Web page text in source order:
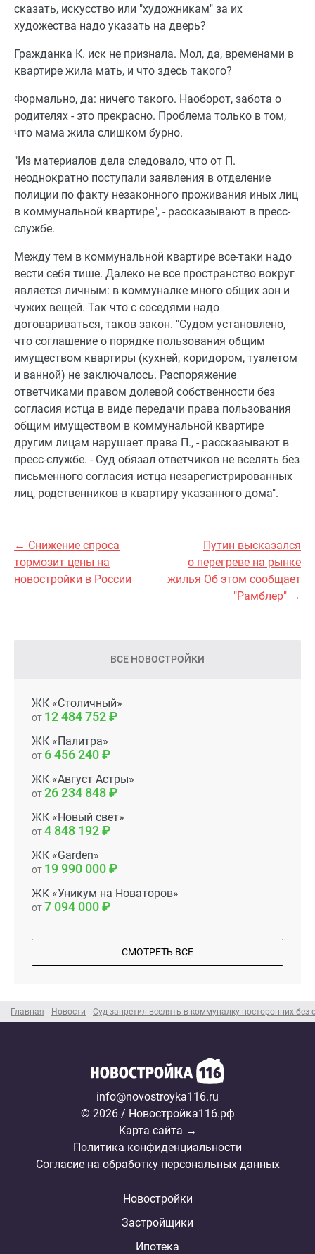
Главная Новости Суд запретил вселять в коммуналку посторонних без
сказать, искусство или "художникам" за их
художества надо указать на дверь?
Гражданка К. иск не признала. Мол, да, временами в
квартире жила мать, и что здесь такого?
Формально, да: ничего такого. Наоборот, забота о
родителях - это прекрасно. Проблема только в том,
что мама жила слишком бурно.
"Из материалов дела следовало, что от П.
неоднократно поступали заявления в отделение
полиции по факту незаконного проживания иных лиц
в коммунальной квартире", - рассказывают в пресс-
службе.
Между тем в коммунальной квартире все-таки надо
вести себя тише. Далеко не все пространство вокруг
является личным: в коммуналке много общих зон и
чужих вещей. Так что с соседями надо
договариваться, таков закон. "Судом установлено,
что соглашение о порядке пользования общим
имуществом квартиры (кухней, коридором, туалетом
и ванной) не заключалось. Распоряжение
ответчиками правом долевой собственности без
согласия истца в виде передачи права пользования
общим имуществом в коммунальной квартире
другим лицам нарушает права П., - рассказывают в
пресс-службе. - Суд обязал ответчиков не вселять без
письменного согласия истца незарегистрированных
лиц, родственников в квартиру указанного дома".
← Снижение спроса
тормозит цены на
новостройки в России
Путин высказался
о перегреве на рынке
жилья Об этом сообщает
"Рамблер" →
ВСЕ НОВОСТРОЙКИ
ЖК «Столичный»
от 12 484 752
ЖК «Палитра»
от 6 456 240
ЖК «Август Астры»
от26 234 848
ЖК «Новый свет»
от4 848 192
ЖК «Garden»
от 19 990 000
ЖК «Уникум на Новаторов»
от7 094 000
СМОТРЕТЬ ВСЕ
info@novostroyka116.ru
© 2026 / Новостройка116.рф
Карта сайта →
Политика конфиденциальности
Согласие на обработку персональных данных
Новостройки
Застройщики
Ипотека